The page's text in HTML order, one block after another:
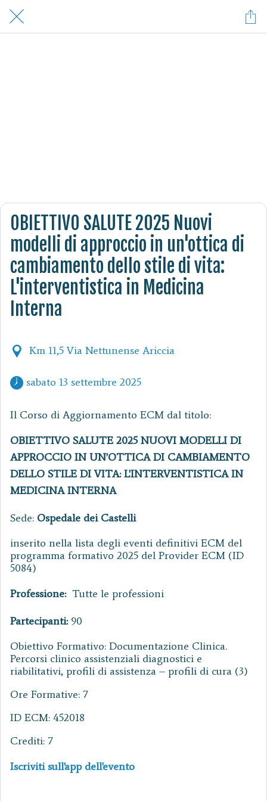
OBIETTIVO SALUTE 2025 Nuovi
modelli di approccio in un'ottica di
cambiamento dello stile di vita:
L'interventistica in Medicina
Interna
Km 11,5 Via Nettunense Ariccia
sabato 13 settembre 2025
Il Corso di Aggiornamento ECM dal titolo:
OBIETTIVO SALUTE 2025 NUOVI MODELLI DI
APPROCCIO IN UN'OTTICA DI CAMBIAMENTO
DELLO STILE DI VITA: L'INTERVENTISTICA IN
MEDICINA INTERNA
Sede: Ospedale dei Castelli
inserito nella lista degli eventi definitivi ECM del
programma formativo 2025 del Provider ECM (ID
5084)
Professione: Tutte le professioni
Partecipanti:90
Obiettivo Formativo: Documentazione Clinica.
Percorsi clinico assistenziali diagnostici e
riabilitativi, profili di assistenza – profili di cura (3)
Ore Formative: 7
ID ECM: 452018
Crediti: 7
Iscriviti sull'app dell'evento